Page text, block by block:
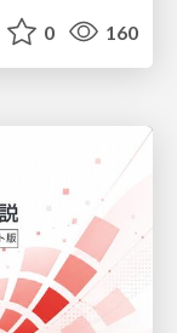
0 160